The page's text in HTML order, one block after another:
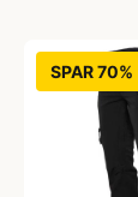
SPAR 70%